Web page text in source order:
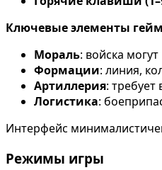
Ключевые элементы
Мораль: войска
Формации: линия,
Артиллерия:
Логистика:
Интерфейс
Режимы игры